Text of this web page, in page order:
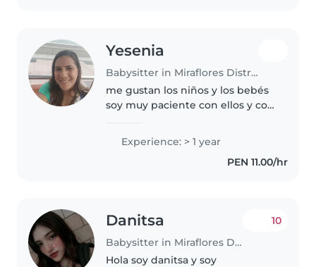
Yesenia
Babysitter in Miraflores District
me gustan los niños y los bebés
soy muy paciente con ellos y con
mis propios hijos. tengo 43 años
y tengo 4 hijas, mis hijas están
Experience: > 1 year
PEN 11.00/hr
Danitsa
Babysitter in Miraflores District
10
Hola soy danitsa y soy